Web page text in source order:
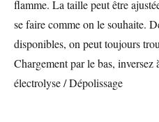
flamme. La taille peut être
se faire comme on le souhaite.
disponibles, on peut toujours
Chargement par le bas,
électrolyse / Dépolissage